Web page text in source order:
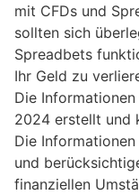
mit CFDs und
sollten sich
Spreadbets
Ihr Geld zu
Die
2024 erstellt und
Die
und
finanziellen